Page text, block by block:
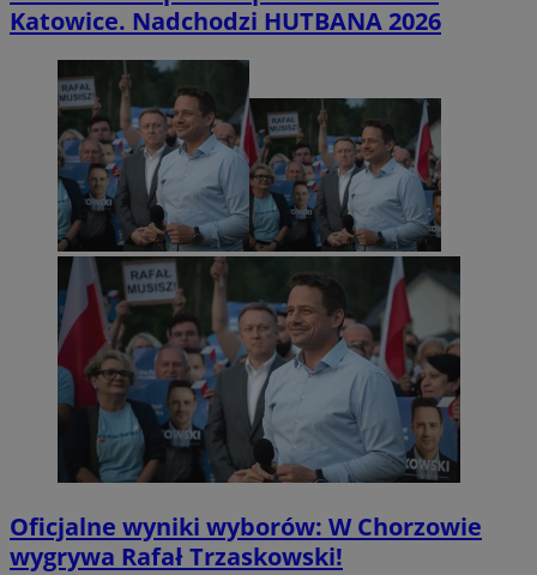
Katowice. Nadchodzi HUTBANA 2026
Oficjalne wyniki wyborów: W Chorzowie
wygrywa Rafał Trzaskowski!